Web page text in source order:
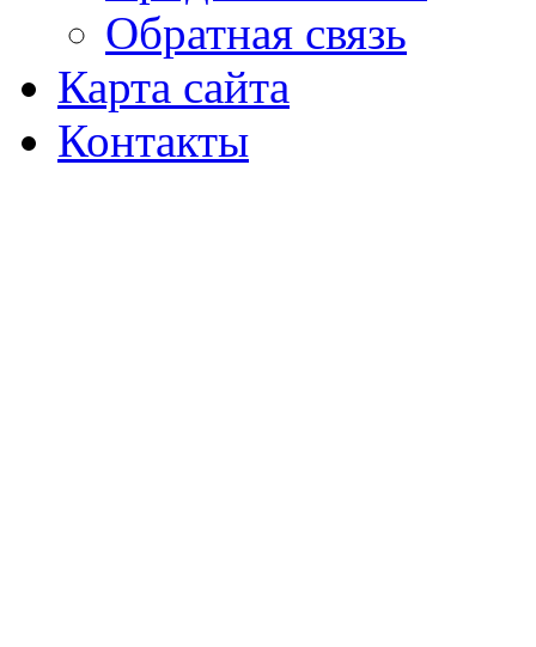
Обратная связь
Карта сайта
Контакты